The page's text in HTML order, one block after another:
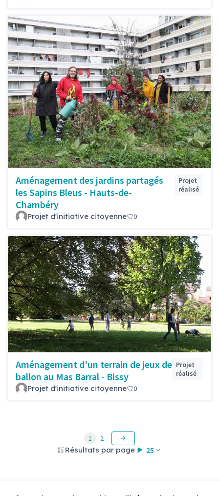
Aménagement des jardins partagés
les Sapins Bleus - Hauts-de-
Chambéry
Projet
réalisé
Projet d'initiative citoyenne 0
Aménagement d'un terrain de jeux de
ballon au Mas Barral - Bissy
Projet
réalisé
Projet d'initiative citoyenne 0
Résultats par page : 25
1 2